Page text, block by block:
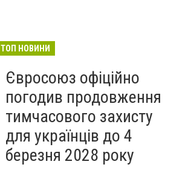
ТОП НОВИНИ
Євросоюз офіційно
погодив продовження
тимчасового захисту
для українців до 4
березня 2028 року